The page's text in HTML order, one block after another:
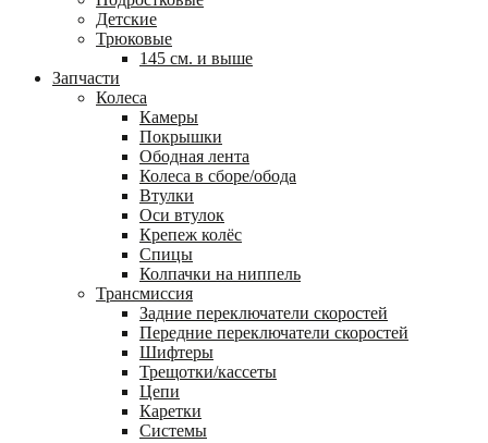
Детские
Трюковые
145 см. и выше
Запчасти
Колеса
Камеры
Покрышки
Ободная лента
Колеса в сборе/обода
Втулки
Оси втулок
Крепеж колёс
Спицы
Колпачки на ниппель
Трансмиссия
Задние переключатели скоростей
Передние переключатели скоростей
Шифтеры
Трещотки/кассеты
Цепи
Каретки
Системы